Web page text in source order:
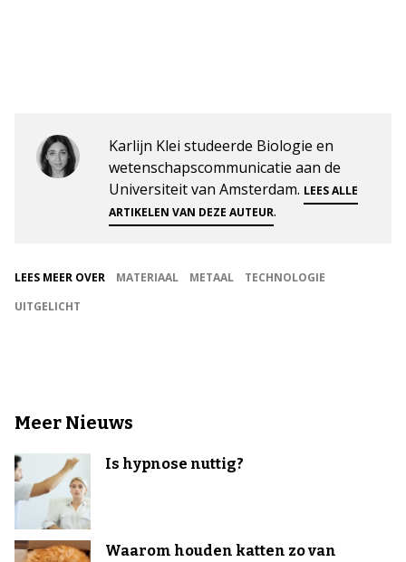
Karlijn Klei studeerde Biologie en
wetenschapscommunicatie aan de
Universiteit van Amsterdam. LEES ALLE
ARTIKELEN VAN DEZE AUTEUR.
LEES MEER OVER MATERIAAL METAAL
TECHNOLOGIE
UITGELICHT
Meer Nieuws
Is hypnose nuttig?
Waarom houden katten zo van